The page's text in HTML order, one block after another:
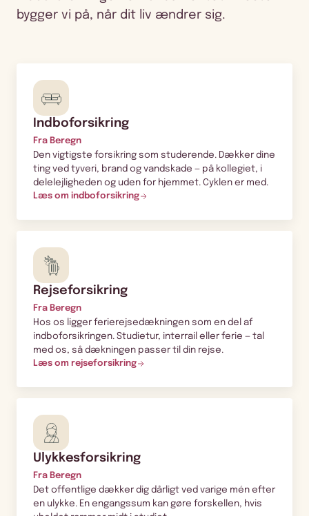
bygger vi på, når dit liv ændrer sig.
Indboforsikring
Fra Beregn
Den vigtigste forsikring som studerende. Dækker dine
ting ved tyveri, brand og vandskade — på kollegiet, i
delelejligheden og uden for hjemmet. Cyklen er med.
Læs om indboforsikring
Rejseforsikring
Fra Beregn
Hos os ligger ferierejsedækningen som en del af
indboforsikringen. Studietur, interrail eller ferie — tal
med os, så dækningen passer til din rejse.
Læs om rejseforsikring
Ulykkesforsikring
Fra Beregn
Det offentlige dækker dig dårligt ved varige mén efter
en ulykke. En engangssum kan gøre forskellen, hvis